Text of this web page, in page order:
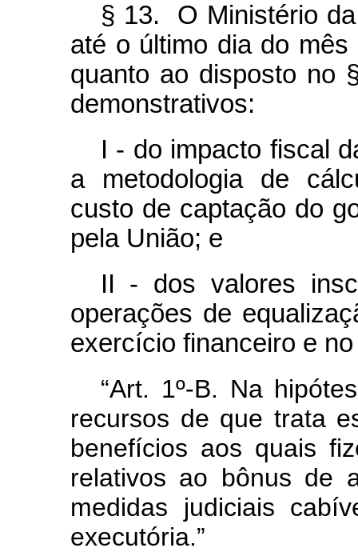
§ 13. O Ministério
até o último dia do
quanto ao disposto no
demonstrativos:
I - do impacto fiscal
a metodologia de
custo de captação do
pela União; e
II - dos valores
operações de
exercício financeiro e
“Art. 1º-B. Na
recursos de que trata
benefícios aos quais
relativos ao bônus de
medidas judiciais
executória.”